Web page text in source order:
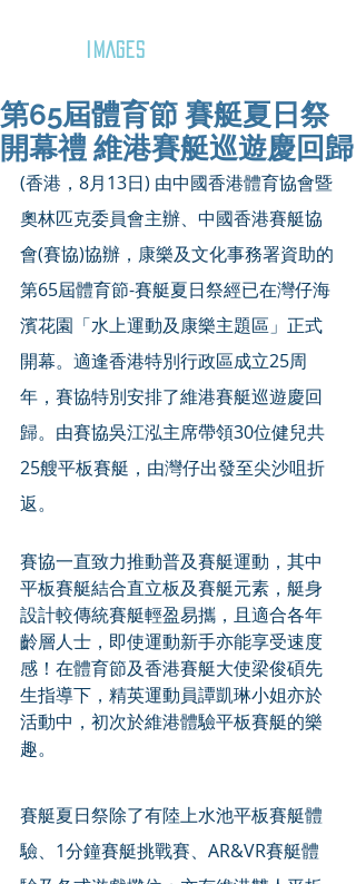
IMAGES
第65屆體育節 賽艇夏日祭
開幕禮 維港賽艇巡遊慶回歸
(香港，8月13日) 由中國香港體育協會暨
奧林匹克委員會主辦、中國香港賽艇協
會(賽協)協辦，康樂及文化事務署資助的
第65屆體育節-賽艇夏日祭經已在灣仔海
濱花園「水上運動及康樂主題區」正式
開幕。適逢香港特別行政區成立25周
年，賽協特別安排了維港賽艇巡遊慶回
歸。由賽協吳江泓主席帶領30位健兒共
25艘平板賽艇，由灣仔出發至尖沙咀折
返。
賽協一直致力推動普及賽艇運動，其中
平板賽艇結合直立板及賽艇元素，艇身
設計較傳統賽艇輕盈易攜，且適合各年
齡層人士，即使運動新手亦能享受速度
感！在體育節及香港賽艇大使梁俊碩先
生指導下，精英運動員譚凱琳小姐亦於
活動中，初次於維港體驗平板賽艇的樂
趣。
賽艇夏日祭除了有陸上水池平板賽艇體
驗、1分鐘賽艇挑戰賽、AR&VR賽艇體